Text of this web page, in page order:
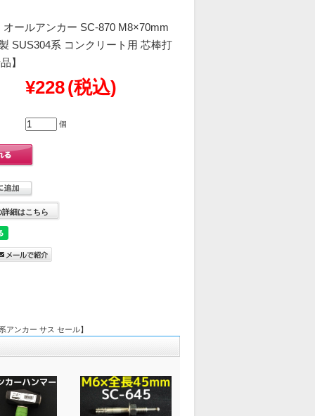
ールアンカー SC-870 M8×70mm
SUS304系 コンクリート用 芯棒打
】
¥228(税込)
個
細はこちら
アンカー サス セール】